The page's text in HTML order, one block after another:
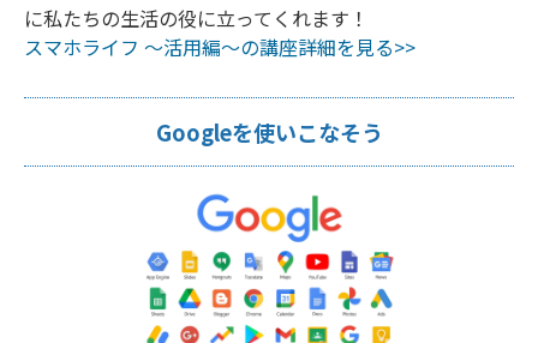
に私たちの生活の役に立ってくれます！
スマホライフ ～活用編～の講座詳細を見る>>
Googleを使いこなそう